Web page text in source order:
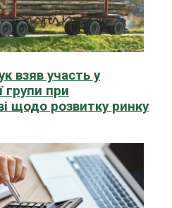
взяв участь у
групи при
щодо розвитку ринку